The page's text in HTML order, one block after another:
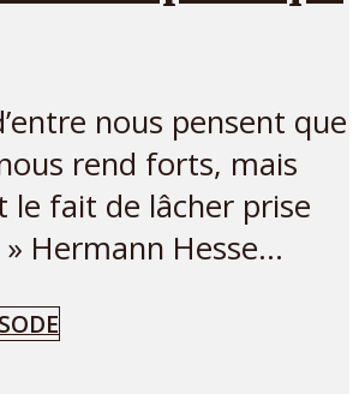
nous pensent que
rend forts, mais
le fait de lâcher prise
Hermann Hesse...